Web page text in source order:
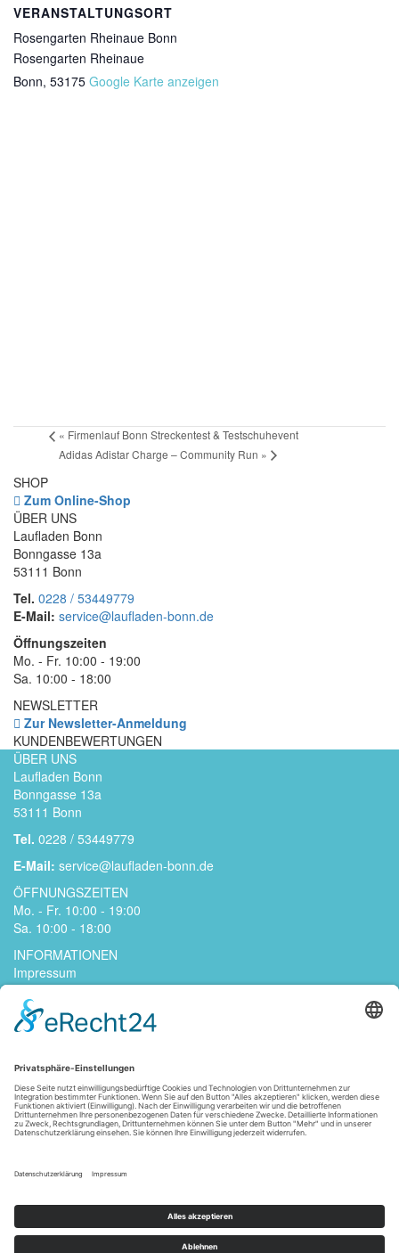
VERANSTALTUNGSORT
Rosengarten Rheinaue Bonn
Rosengarten Rheinaue
Bonn, 53175 Google Karte anzeigen
« Firmenlauf Bonn Streckentest & Testschuhevent
Adidas Adistar Charge – Community Run »
SHOP
Zum Online-Shop
ÜBER UNS
Laufladen Bonn
Bonngasse 13a
53111 Bonn
Tel. 0228 / 53449779
E-Mail: service@laufladen-bonn.de
Öffnungszeiten
Mo. - Fr. 10:00 - 19:00
Sa. 10:00 - 18:00
NEWSLETTER
Zur Newsletter-Anmeldung
KUNDENBEWERTUNGEN
ÜBER UNS
Laufladen Bonn
Bonngasse 13a
53111 Bonn
Tel. 0228 / 53449779
E-Mail: service@laufladen-bonn.de
ÖFFNUNGSZEITEN
Mo. - Fr. 10:00 - 19:00
Sa. 10:00 - 18:00
INFORMATIONEN
Impressum
Datenschutzerklärung
Kontakt
Jobs
Widerrufsrecht
Versandarten
FOLGE UNS